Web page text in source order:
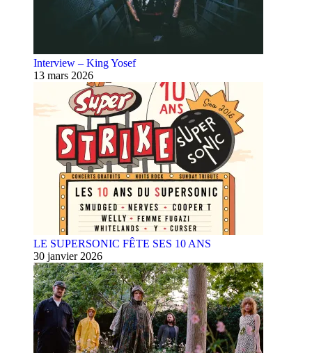
Interview – King Yosef
13 mars 2026
LE SUPERSONIC FÊTE SES 10 ANS
30 janvier 2026